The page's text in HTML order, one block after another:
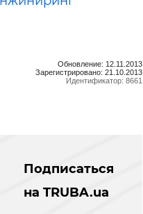
Обновление: 12.11.2013
Зарегистрировано: 21.10.2013
Идентификатор: 8661
Подписаться
на TRUBA.ua